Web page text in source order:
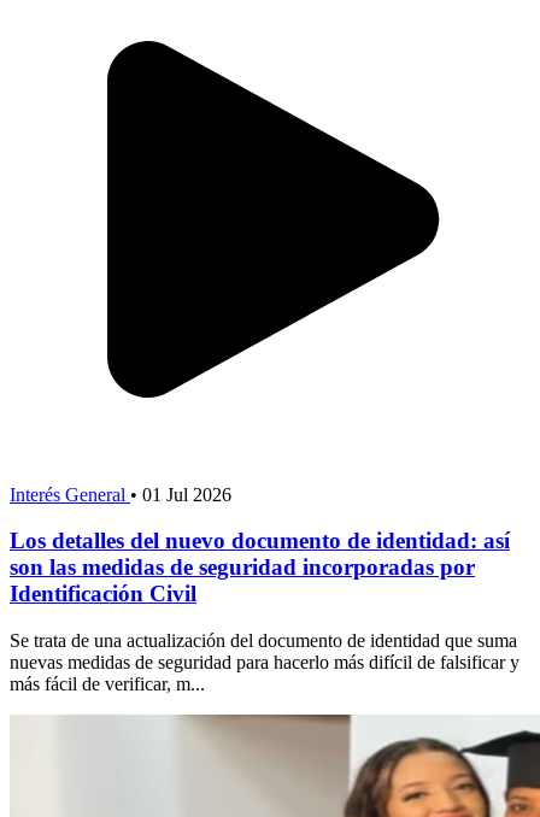
Interés General • 01 Jul 2026
Los detalles del nuevo documento de identidad: así
son las medidas de seguridad incorporadas por
Identificación Civil
Se trata de una actualización del documento de identidad que suma
nuevas medidas de seguridad para hacerlo más difícil de falsificar y
más fácil de verificar, m...